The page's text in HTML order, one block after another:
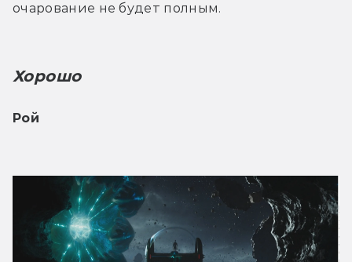
очарование не будет полным.
Хорошо
Рой